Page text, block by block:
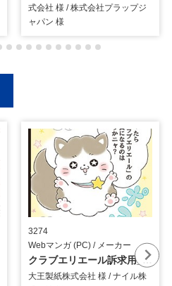
式会社 様 / 株式会社プラップジ
ャパン 様
3274
Webマンガ (PC) / メーカー
クラブエリエール訴求用_Webマンガ
大王製紙株式会社 様 / ナイル株